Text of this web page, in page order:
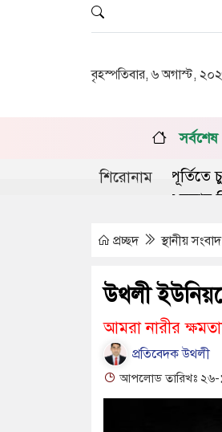
বৃহস্পতিবার, ৬ অগাস্ট,
সর্বশেষ
শিরোনাম
দ্বিতীয় বর্ষপূর্তিতে
লিগ্যাল এইড কমিটির সভায়
প্রচ্ছদ স্থানীয়
উথলী
আমরা নারীর
প্রতিবেদক উথলী
আপলোড তারিখঃ ২৬-